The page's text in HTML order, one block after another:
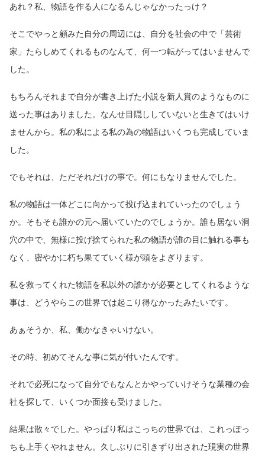
あれ？私、物語を作る人になるんじゃなかったっけ？
そこでやっと顧みた自分の周辺には、自分を社会の中で「芸術
家」たらしめてくれるものなんて、何一つ転がってはいませんで
した。
もちろんそれまで自分が書き上げた小説を新人賞のようなものに
送った事はありました。なんせ目隠ししていないと生きてはいけ
ませんから。私の私による私の為の物語はいくつも完成していま
した。
でもそれは、ただそれだけの事で。何にもなりませんでした。
私の物語は一体どこに向かって投げ込まれていったのでしょう
か。そもそも誰かの元へ届いていたのでしょうか。誰も居ない洞
穴の中で、無様に投げ捨てられた私の物語が誰の目に触れる事も
なく、密やかに朽ち果てていく様が頭をよぎります。
私を救ってくれた物語を私以外の誰かが必要としてくれるような
事は、どうやらこの世界では起こり得なかったみたいです。
あぁそうか、私、働かなきゃいけない。
その時、初めてそんな事に気が付いたんです。
それで必死になって自分でもなんとかやっていけそうな業種の会
社を探して、いくつか面接も受けました。
結果は散々でした。やっぱり私はこっちの世界では、これっぽっ
ちも上手くやれません。久しぶりに引きずり出された現実の世界